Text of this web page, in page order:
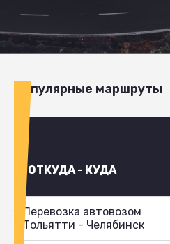
Популярные маршруты
ОТКУДА - КУДА
Перевозка автовозом
Тольятти - Челябинск